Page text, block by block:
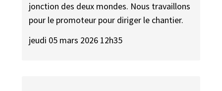
jonction des deux mondes. Nous travaillons
pour le promoteur pour diriger le chantier.
jeudi 05 mars 2026 12h35